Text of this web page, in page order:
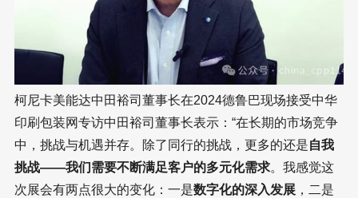
柯尼卡美能达中田裕司董事长在2024德鲁巴现场接受中华
印刷包装网专访中田裕司董事长表示：“在长期的市场竞争
中，挑战与机遇并存。除了同行的挑战，更多的还是自我
挑战——我们需要不断满足客户的多元化需求。我感觉这
次展会有两点很大的变化：一是数字化的深入发展 ，二是